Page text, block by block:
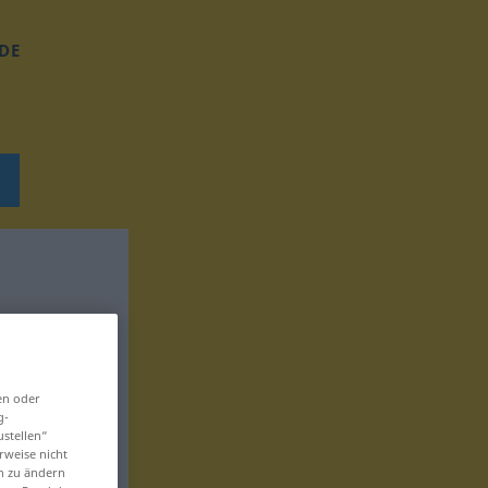
DE
oder
nicht
zu ändern